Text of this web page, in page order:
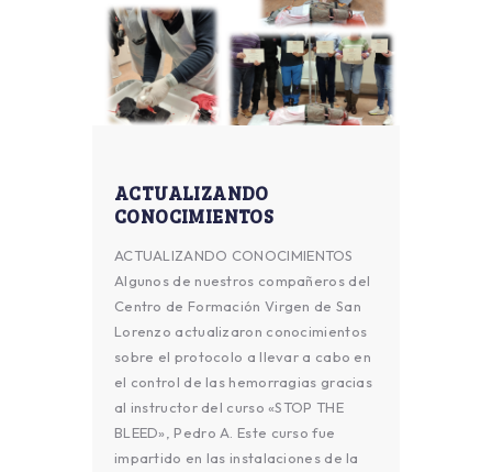
ACTUALIZANDO
CONOCIMIENTOS
ACTUALIZANDO CONOCIMIENTOS
Algunos de nuestros compañeros del
Centro de Formación Virgen de San
Lorenzo actualizaron conocimientos
sobre el protocolo a llevar a cabo en
el control de las hemorragias gracias
al instructor del curso «STOP THE
BLEED», Pedro A. Este curso fue
impartido en las instalaciones de la